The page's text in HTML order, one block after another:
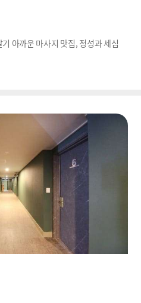
아까운 마사지 맛집, 정성과 세심